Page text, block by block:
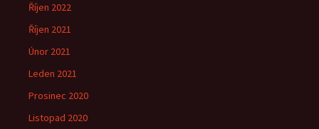
Říjen 2022
Říjen 2021
Únor 2021
Leden 2021
Prosinec 2020
Listopad 2020